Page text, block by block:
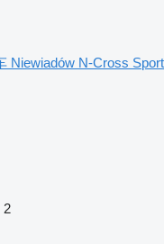
Niewiadów N-Cross Sport
2